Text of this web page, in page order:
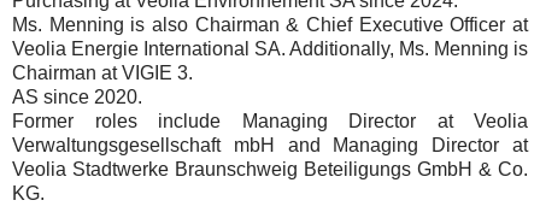
Ms. Menning is also Chairman & Chief Executive Officer at
Veolia Energie International SA. Additionally, Ms. Menning is
Chairman at VIGIE 3.
AS since 2020.
Former roles include Managing Director at Veolia
Verwaltungsgesellschaft mbH and Managing Director at
Veolia Stadtwerke Braunschweig Beteiligungs GmbH & Co.
KG.